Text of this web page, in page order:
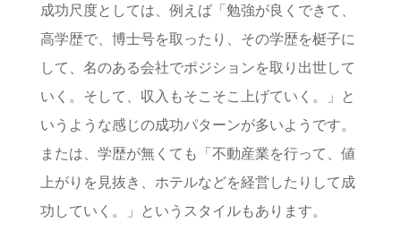
成功尺度としては、例えば「勉強が良くできて、
高学歴で、博士号を取ったり、その学歴を梃子に
して、名のある会社でポジションを取り出世して
いく。そして、収入もそこそこ上げていく。」と
いうような感じの成功パターンが多いようです。
または、学歴が無くても「不動産業を行って、値
上がりを見抜き、ホテルなどを経営したりして成
功していく。」というスタイルもあります。